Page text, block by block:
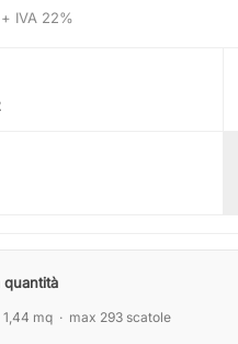
IVA 22%
quantità
1,44 mq · max 293 scatole